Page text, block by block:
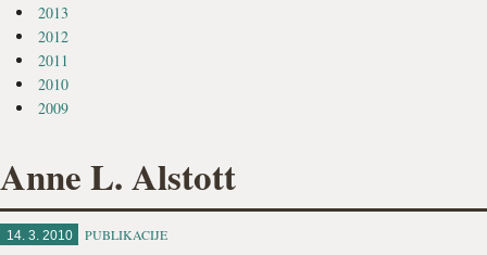
2013
2012
2011
2010
2009
Anne L. Alstott
14. 3. 2010 PUBLIKACIJE